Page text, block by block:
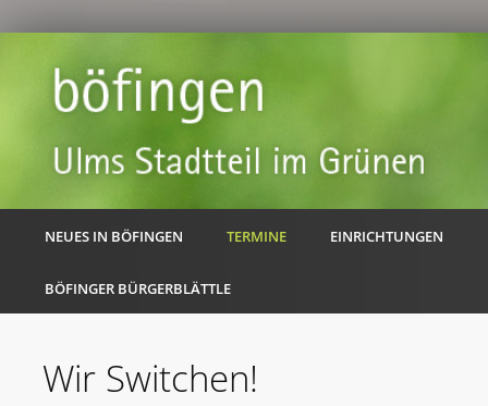
NEUES IN BÖFINGEN TERMINE EINRICHTUNGEN
BÖFINGER BÜRGERBLÄTTLE
Wir Switchen!